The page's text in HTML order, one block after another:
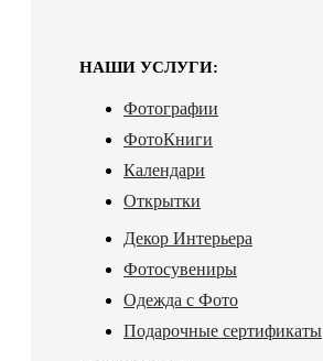
НАШИ УСЛУГИ:
Фотографии
ФотоКниги
Календари
Открытки
Декор Интерьера
Фотосувениры
Одежда с Фото
Подарочные сертификаты